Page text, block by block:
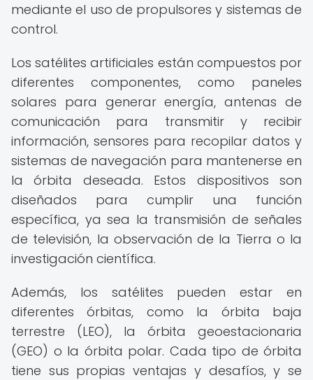
mediante el uso de propulsores y sistemas de
control.
Los satélites artificiales están compuestos por
diferentes componentes, como paneles
solares para generar energía, antenas de
comunicación para transmitir y recibir
información, sensores para recopilar datos y
sistemas de navegación para mantenerse en
la órbita deseada. Estos dispositivos son
diseñados para cumplir una función
específica, ya sea la transmisión de señales
de televisión, la observación de la Tierra o la
investigación científica.
Además, los satélites pueden estar en
diferentes órbitas, como la órbita baja
terrestre (LEO), la órbita geoestacionaria
(GEO) o la órbita polar. Cada tipo de órbita
tiene sus propias ventajas y desafíos, y se